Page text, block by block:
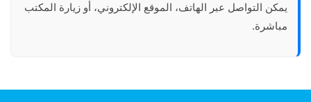
يمكن التواصل عبر الهاتف، الموقع الإلكتروني، أو زيارة المكتب
مباشرة.